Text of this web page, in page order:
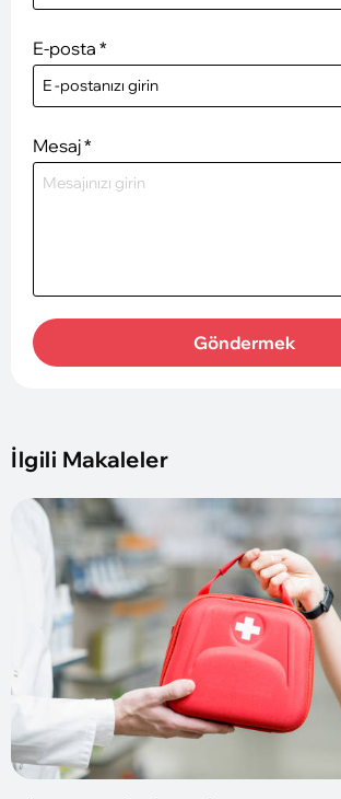
E-posta *
Mesaj*
Göndermek
İlgili Makaleler